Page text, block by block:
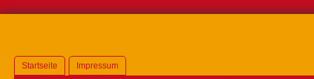
Startseite Impressum